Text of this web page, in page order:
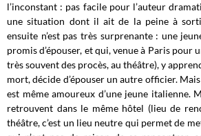
l’inconstant : pas facile pour l’auteur
une situation dont il ait de la peine à
ensuite n’est pas très surprenante : une
promis d’épouser, et qui, venue à Paris pour
très souvent des procès, au théâtre), y
mort, décide d’épouser un autre officier.
est même amoureux d’une jeune italienne.
retrouvent dans le même hôtel (lieu de
théâtre, c’est un lieu neutre qui permet de